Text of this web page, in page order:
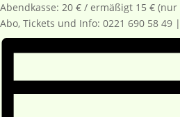
Abendkasse: 20 € / ermäßigt 15 €
Abo, Tickets und Info: 0221 690 58 49